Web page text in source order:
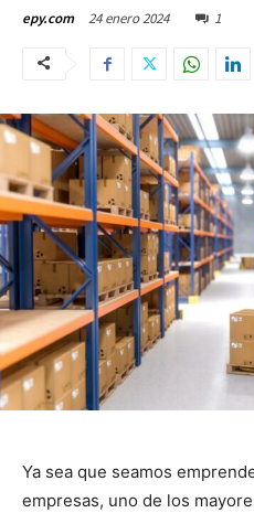
epy.com 24 enero 2024 1
Ya sea que seamos
empresas, uno de los